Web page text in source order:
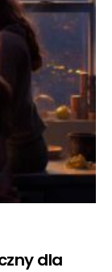
dla